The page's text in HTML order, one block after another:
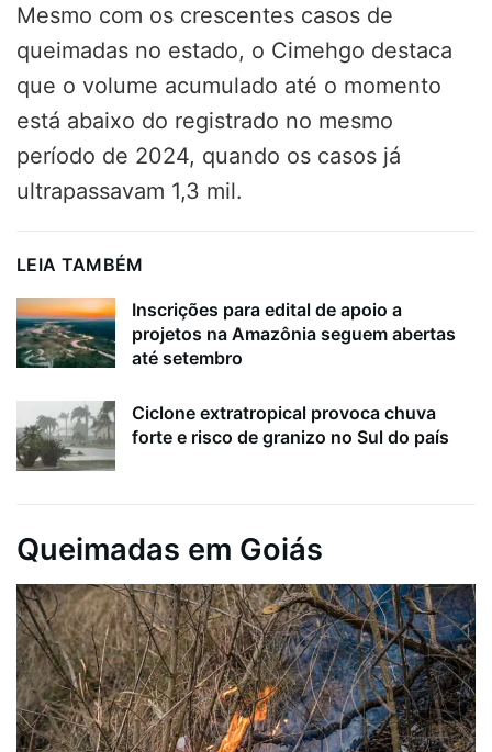
Mesmo com os crescentes casos de
queimadas no estado, o Cimehgo destaca
que o volume acumulado até o momento
está abaixo do registrado no mesmo
período de 2024, quando os casos já
ultrapassavam 1,3 mil.
LEIA TAMBÉM
Inscrições para edital de apoio a
projetos na Amazônia seguem abertas
até setembro
Ciclone extratropical provoca chuva
forte e risco de granizo no Sul do país
Queimadas em Goiás